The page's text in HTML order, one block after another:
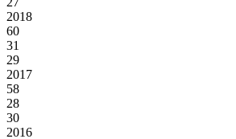
2018
60
31
29
2017
58
28
30
2016